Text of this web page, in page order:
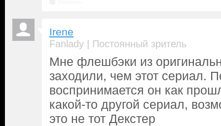
Irene
Fanlady | Постоянный зритель
Мне флешбэки из
заходили, чем этот сериал.
воспринимается он как
какой-то другой сериал,
это не тот Декстер